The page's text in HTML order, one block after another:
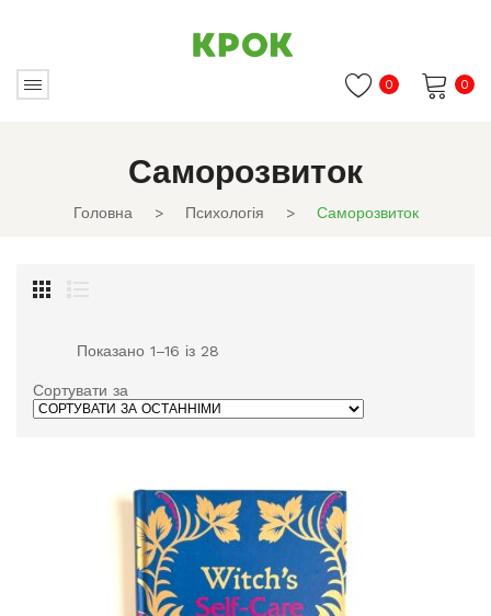
0
0
Саморозвиток
Головна > Психологія > Саморозвиток
Показано 1–16 із 28
Сортувати за